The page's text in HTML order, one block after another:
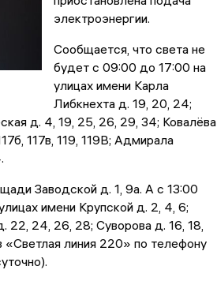
электроэнергии.
Сообщается, что света не
будет с 09:00 до 17:00 на
улицах имени Карла
Либкнехта д. 19, 20, 24;
д. 4, 19, 25, 26, 29, 34; Ковалёва
117в, 119, 119В; Адмирала
Заводской д. 1, 9а. А с 13:00
имени Крупской д. 2, 4, 6;
22, 24, 26, 28; Суворова д. 16, 18,
«Светлая линия 220» по телефону